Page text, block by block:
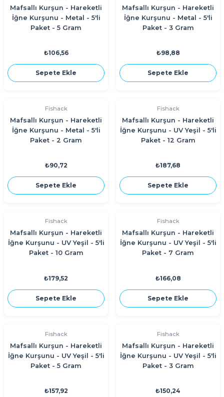
Mafsallı Kurşun - Hareketli
İğne Kurşunu - Metal - 5'li
Paket - 5 Gram
₺106,56
Sepete Ekle
Mafsallı Kurşun - Hareketli
İğne Kurşunu - Metal - 5'li
Paket - 3 Gram
₺98,88
Sepete Ekle
Fishack
Mafsallı Kurşun - Hareketli
İğne Kurşunu - Metal - 5'li
Paket - 2 Gram
₺90,72
Sepete Ekle
Fishack
Mafsallı Kurşun - Hareketli
İğne Kurşunu - UV Yeşil - 5'li
Paket - 12 Gram
₺187,68
Sepete Ekle
Fishack
Mafsallı Kurşun - Hareketli
İğne Kurşunu - UV Yeşil - 5'li
Paket - 10 Gram
₺179,52
Sepete Ekle
Fishack
Mafsallı Kurşun - Hareketli
İğne Kurşunu - UV Yeşil - 5'li
Paket - 7 Gram
₺166,08
Sepete Ekle
Fishack
Mafsallı Kurşun - Hareketli
İğne Kurşunu - UV Yeşil - 5'li
Paket - 5 Gram
₺157,92
Fishack
Mafsallı Kurşun - Hareketli
İğne Kurşunu - UV Yeşil - 5'li
Paket - 3 Gram
₺150,24